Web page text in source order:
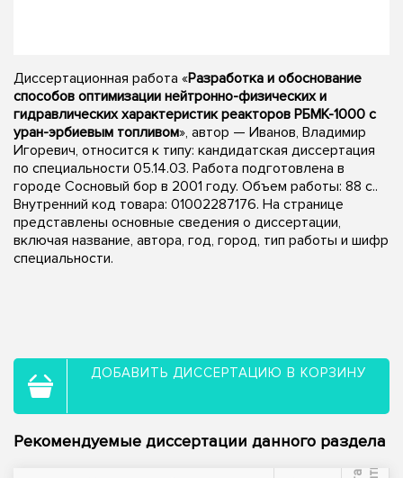
Диссертационная работа «Разработка и обоснование
способов оптимизации нейтронно-физических и
гидравлических характеристик реакторов РБМК-1000 с
уран-эрбиевым топливом», автор — Иванов, Владимир
Игоревич, относится к типу: кандидатская диссертация
по специальности 05.14.03. Работа подготовлена в
городе Сосновый бор в 2001 году. Объем работы: 88 с..
Внутренний код товара: 01002287176. На странице
представлены основные сведения о диссертации,
включая название, автора, год, город, тип работы и шифр
специальности.
ДОБАВИТЬ ДИССЕРТАЦИЮ В КОРЗИНУ
Рекомендуемые диссертации данного раздела